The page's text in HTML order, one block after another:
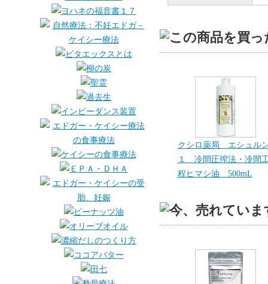
クシロ薬局 エシュル
１ 冷間圧搾法・冷間
程ヒマシ油 500mL